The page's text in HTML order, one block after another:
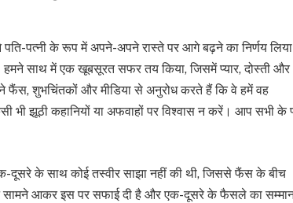
पत्नी के रूप में अपने-अपने रास्ते पर आगे बढ़ने का निर्णय लिया
साथ में एक खूबसूरत सफर तय किया, जिसमें प्यार, दोस्ती और
फैंस, शुभचिंतकों और मीडिया से अनुरोध करते हैं कि वे हमें वह
झूठी कहानियों या अफवाहों पर विश्वास न करें। आप सभी के
दूसरे के साथ कोई तस्वीर साझा नहीं की थी, जिससे फैंस के बीच
सामने आकर इस पर सफाई दी है और एक-दूसरे के फैसले का